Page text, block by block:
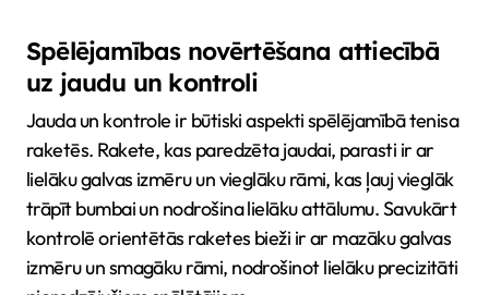
Spēlējamības novērtēšana attiecībā
uz jaudu un kontroli
Jauda un kontrole ir būtiski aspekti spēlējamībā tenisa
raketēs. Rakete, kas paredzēta jaudai, parasti ir ar
lielāku galvas izmēru un vieglāku rāmi, kas ļauj vieglāk
trāpīt bumbai un nodrošina lielāku attālumu. Savukārt
kontrolē orientētās raketes bieži ir ar mazāku galvas
izmēru un smagāku rāmi, nodrošinot lielāku precizitāti